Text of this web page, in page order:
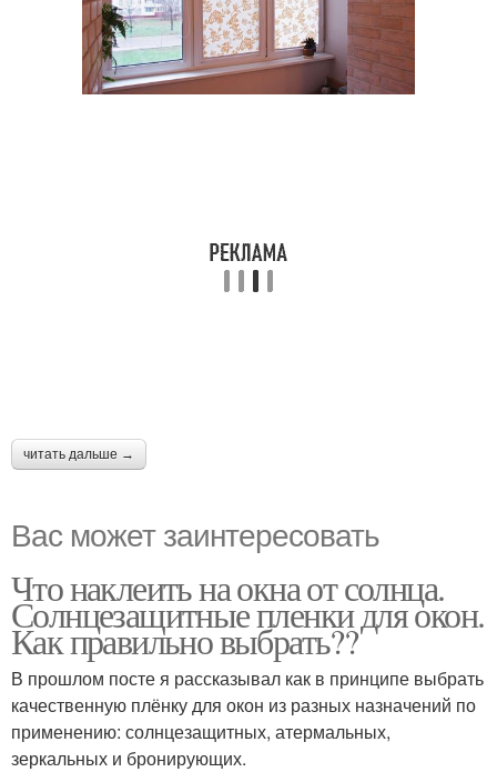
читать дальше →
Вас может заинтересовать
Что наклеить на окна от солнца.
Солнцезащитные пленки для окон.
Как правильно выбрать??
В прошлом посте я рассказывал как в принципе выбрать
качественную плёнку для окон из разных назначений по
применению: солнцезащитных, атермальных,
зеркальных и бронирующих.